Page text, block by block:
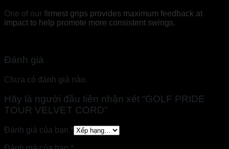
One of our firmest grips provides maximum feedback at
impact to help promote more consistent swings.
Đánh giá
Chưa có đánh giá nào.
Hãy là người đầu tiên nhận xét “GOLF PRIDE
TOUR VELVET CORD”
Đánh giá của bạn *